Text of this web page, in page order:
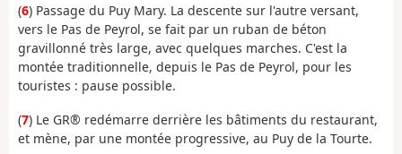
(6) Passage du Puy Mary. La descente sur l'autre versant,
vers le Pas de Peyrol, se fait par un ruban de béton
gravillonné très large, avec quelques marches. C'est la
montée traditionnelle, depuis le Pas de Peyrol, pour les
touristes : pause possible.
(7) Le GR® redémarre derrière les bâtiments du restaurant,
et mène, par une montée progressive, au Puy de la Tourte.